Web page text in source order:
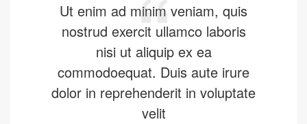
Ut enim ad minim veniam, quis
nostrud exercit ullamco laboris
nisi ut aliquip ex ea
commodoequat. Duis aute irure
dolor in reprehenderit in voluptate
velit